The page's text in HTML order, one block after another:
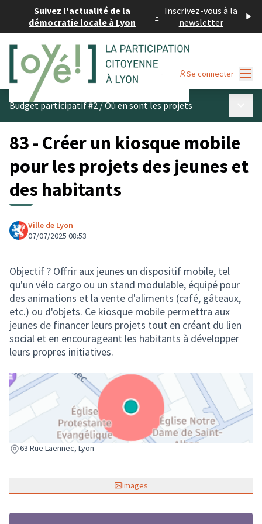
Suivez l'actualité de la
démocratie locale à Lyon
- Inscrivez-vous à la
newsletter
Se connecter
Budget participatif #2/Où en sont les projets
83 - Créer un kiosque mobile
pour les projets des jeunes et
des habitants
Ville de Lyon
07/07/2025 08:53
Objectif ? Offrir aux jeunes un dispositif mobile, tel
qu'un vélo cargo ou un stand modulable, équipé pour
des animations et la vente d'aliments (café, gâteaux,
etc.) ou d'objets. Ce kiosque mobile permettra aux
jeunes de financer leurs projets tout en créant du lien
social et en encourageant les habitants à développer
leurs propres initiatives.
63 Rue Laennec, Lyon
(Lien externe)
Images